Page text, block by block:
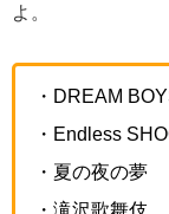
よ。
・DREAM
・Endless
・夏の夜の夢
・滝沢歌舞伎